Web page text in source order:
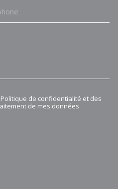
de confidentialité et des
de mes données